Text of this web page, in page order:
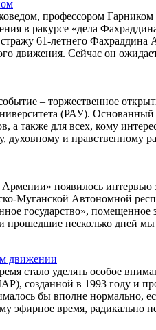
профессором
в ракурсе «дела
61-летнего Фахраддина
движения. Сейчас он
– торжественное
(РАУ). Основанный
а также для всех, кому
духовному и нравственному
появилось
Муганской Автономной
государство», помещенное
несколько дней мы
движении
стало уделять особое
созданной в 1993 году и
бы вполне нормально,
эфирное время,